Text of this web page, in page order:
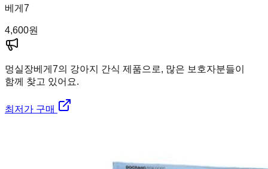
베게7
4,600원
멍실장베게7의 강아지 간식 제품으로, 많은 보호자분들이
함께 찾고 있어요.
최저가 구매